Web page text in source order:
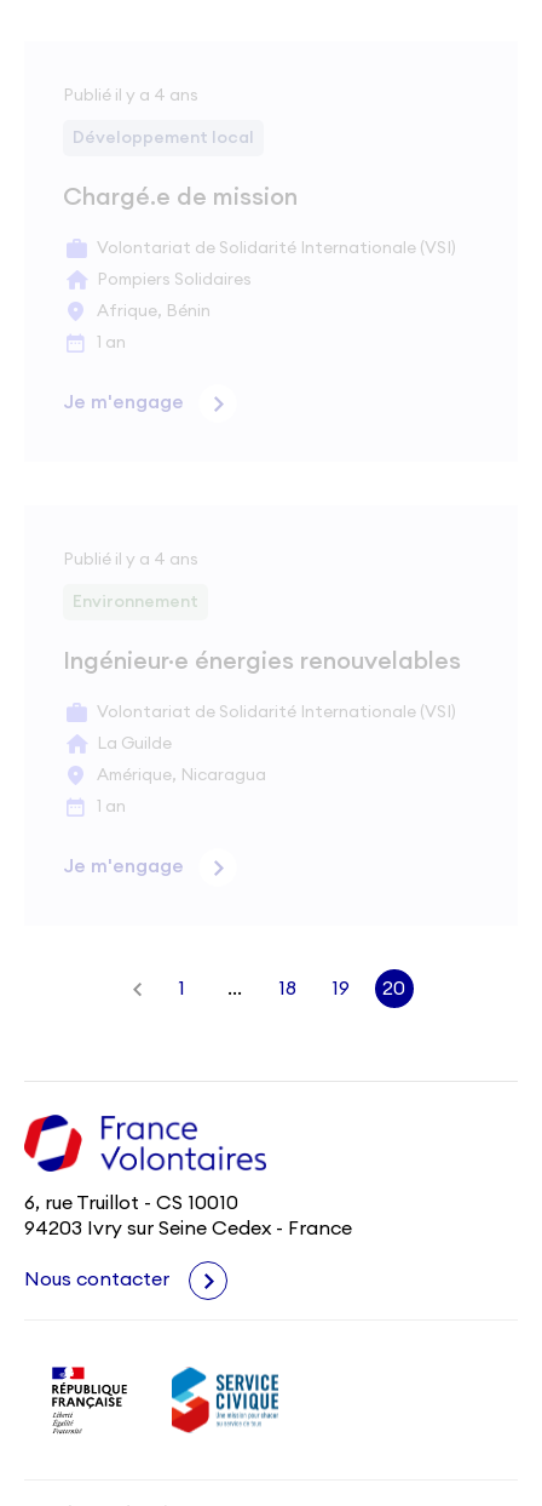
Développement local
Chargé.e de mission
Volontariat de Solidarité Internationale (VSI)
Pompiers Solidaires
Afrique, Bénin
Publié il y a 4 ans
1 an
Je m'engage
Environnement
Ingénieur·e énergies renouvelables
Volontariat de Solidarité Internationale (VSI)
La Guilde
Amérique, Nicaragua
Publié il y a 4 ans
1 an
Je m'engage
1 … 18 19 20
6, rue Truillot - CS 10010
94203 Ivry sur Seine Cedex - France
Nous contacter